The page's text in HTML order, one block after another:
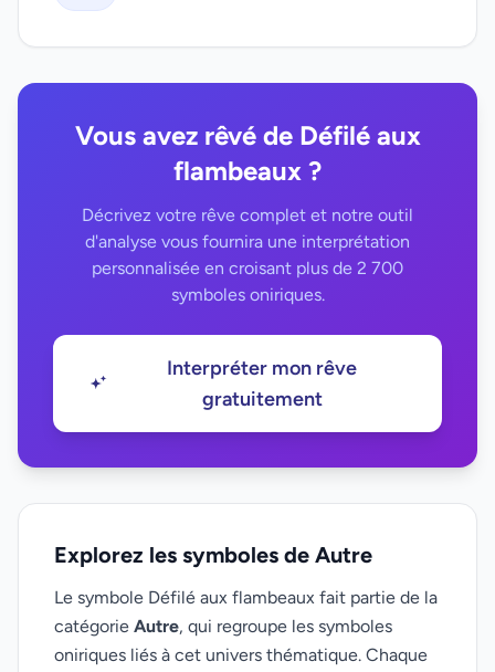
Vous avez rêvé de Défilé aux
flambeaux ?
Décrivez votre rêve complet et notre outil
d'analyse vous fournira une interprétation
personnalisée en croisant plus de 2 700
symboles oniriques.
Interpréter mon rêve
gratuitement
Explorez les symboles de Autre
Le symbole Défilé aux flambeaux fait partie de la
catégorie Autre, qui regroupe les symboles
oniriques liés à cet univers thématique. Chaque